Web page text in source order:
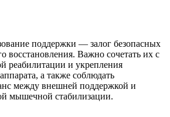
поддержки — залог безопасных
восстановления. Важно сочетать их с
реабилитации и укрепления
а также соблюдать
между внешней поддержкой и
мышечной стабилизации.